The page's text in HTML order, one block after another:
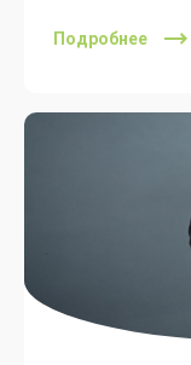
Подробнее